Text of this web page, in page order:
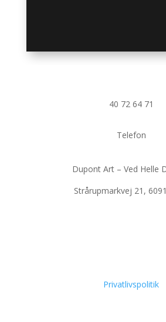
40 72 64 71
Telefon
Dupont Art – Ved Helle
Strårupmarkvej 21,
Privatlivspolitik